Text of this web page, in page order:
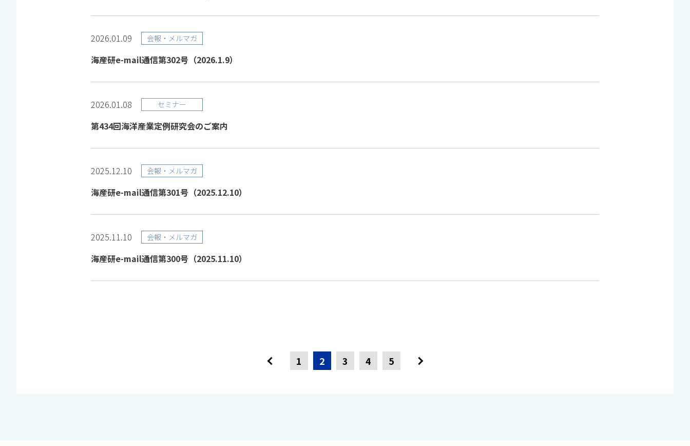
2026.01.09 会報・メルマガ
海産研e-mail通信第302号（2026.1.9）
2026.01.08 セミナー
第434回海洋産業定例研究会のご案内
2025.12.10 会報・メルマガ
海産研e-mail通信第301号（2025.12.10）
2025.11.10 会報・メルマガ
海産研e-mail通信第300号（2025.11.10）
1 2 3 4 5